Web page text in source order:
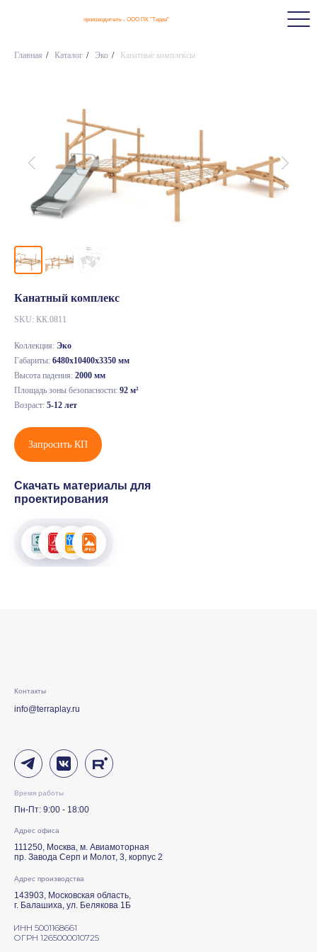
производитель - ООО ПК "Терра"
Главная / Каталог / Эко / Канатные комплексы
Канатный комплекс
SKU: КК.0811
Коллекция: Эко
Габариты: 6480х10400х3350 мм
Высота падения: 2000 мм
Площадь зоны безопасности: 92 м²
Возраст: 5-12 лет
Запросить КП
Скачать материалы для
проектирования
info@terraplay.ru
Контакты
Пн-Пт: 9:00 - 18:00
Время работы
Адрес офиса
111250, Москва, м. Авиамоторная
пр. Завода Серп и Молот, 3, корпус 2
ИНН 5001168661
ОГРН 1265000010725
Адрес производства
143903, Московская область,
г. Балашиха, ул. Белякова 1Б